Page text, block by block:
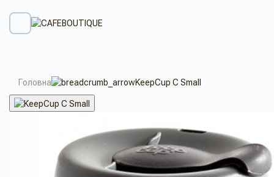
Головна KeepCup C Small